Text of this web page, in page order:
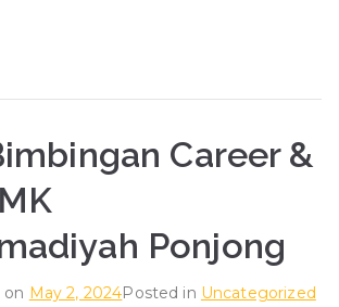
Career &
Ponjong
on May 2, 2024Posted in Uncategorized